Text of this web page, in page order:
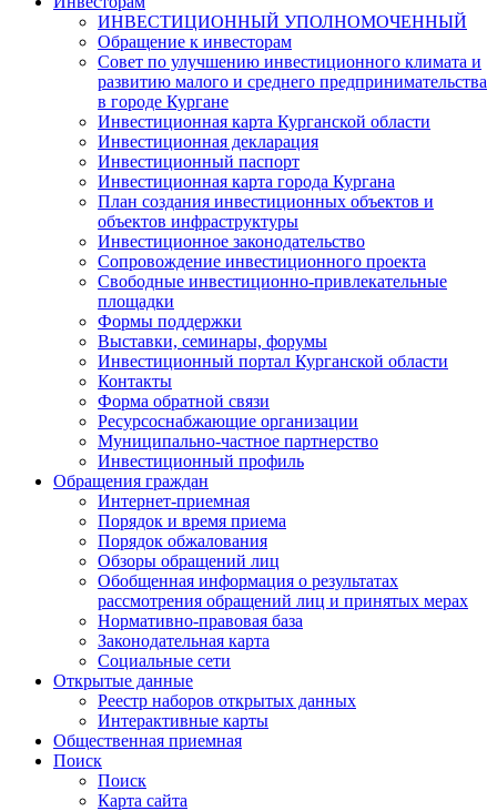
ИНВЕСТИЦИОННЫЙ УПОЛНОМОЧЕННЫЙ
Обращение к инвесторам
Совет по улучшению инвестиционного климата и
развитию малого и среднего предпринимательства
в городе Кургане
Инвестиционная карта Курганской области
Инвестиционная декларация
Инвестиционный паспорт
Инвестиционная карта города Кургана
План создания инвестиционных объектов и
объектов инфраструктуры
Инвестиционное законодательство
Сопровождение инвестиционного проекта
Свободные инвестиционно-привлекательные
площадки
Формы поддержки
Выставки, семинары, форумы
Инвестиционный портал Курганской области
Контакты
Форма обратной связи
Ресурсоснабжающие организации
Муниципально-частное партнерство
Инвестиционный профиль
Обращения граждан
Интернет-приемная
Порядок и время приема
Порядок обжалования
Обзоры обращений лиц
Обобщенная информация о результатах
рассмотрения обращений лиц и принятых мерах
Нормативно-правовая база
Законодательная карта
Социальные сети
Открытые данные
Реестр наборов открытых данных
Интерактивные карты
Общественная приемная
Поиск
Поиск
Карта сайта